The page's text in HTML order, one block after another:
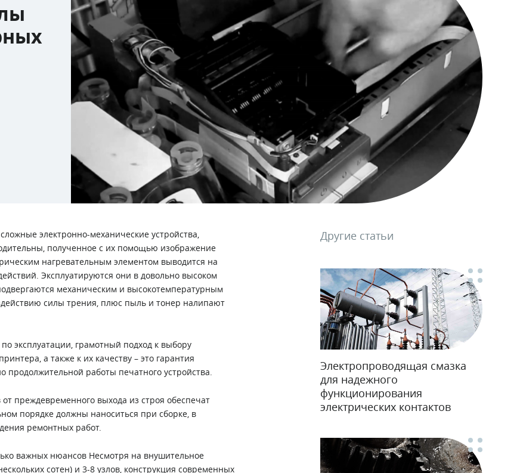
электронно-механические устройства,
полученное с их помощью изображение
нагревательным элементом выводится на
Эксплуатируются они в довольно высоком
механическим и высокотемпературным
силы трения, плюс пыль и тонер налипают
эксплуатации, грамотный подход к выбору
а также к их качеству – это гарантия
продолжительной работы печатного устройства.
преждевременного выхода из строя обеспечат
порядке должны наноситься при сборке, в
ремонтных работ.
важных нюансов Несмотря на внушительное
сотен) и 3-8 узлов, конструкция современных
Другие статьи
Электропроводящая смазка
для надежного
функционирования
электрических контактов